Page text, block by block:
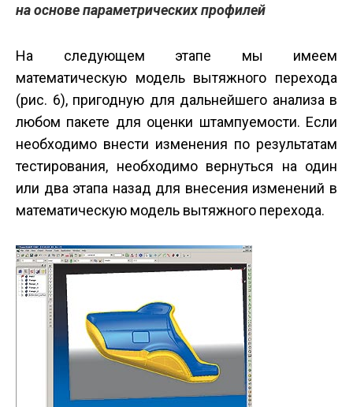
на основе параметрических профилей
На следующем этапе мы имеем
математическую модель вытяжного перехода
(рис. 6), пригодную для дальнейшего анализа в
любом пакете для оценки штампуемости. Если
необходимо внести изменения по результатам
тестирования, необходимо вернуться на один
или два этапа назад для внесения изменений в
математическую модель вытяжного перехода.